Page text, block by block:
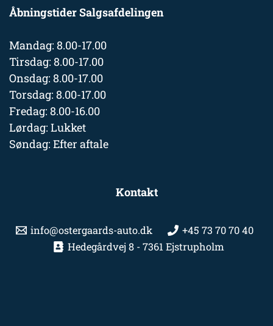
Åbningstider Salgsafdelingen
Mandag: 8.00-17.00
Tirsdag: 8.00-17.00
Onsdag: 8.00-17.00
Torsdag: 8.00-17.00
Fredag: 8.00-16.00
Lørdag: Lukket
Søndag: Efter aftale
Kontakt
info@ostergaards-auto.dk
+45 73 70 70 40
Hedegårdvej 8 - 7361 Ejstrupholm